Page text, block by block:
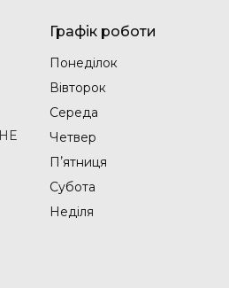
Графік роботи
Понеділок
Вівторок
Середа
Четвер
Пʼятниця
Субота
Неділя